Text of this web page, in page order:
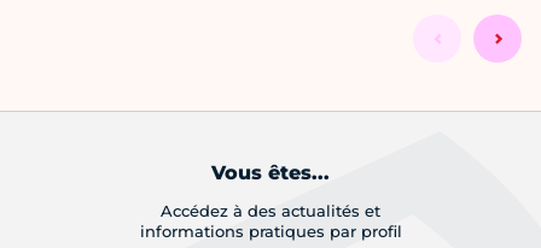
Vous êtes...
Accédez à des actualités et
informations pratiques par profil